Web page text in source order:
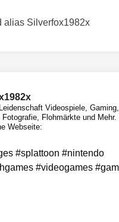
alias Silverfox1982x
Videospiele,
Fotografie, Flohmärkte und Mehr.
Webseite: